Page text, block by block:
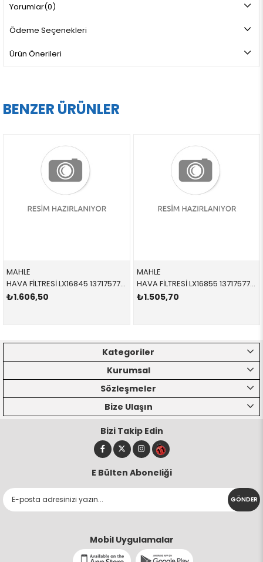
Yorumlar(0)
Ödeme Seçenekleri
Ürün Önerileri
BENZER ÜRÜNLER
MAHLE
HAVA FİLTRESİ LX16845 13717577458 13717577458 E71,F01,F02,F06,F07,F10,F11,F12,F13,F15,F25,F26 N63,N63N 5-8 SİLİNDİR 2010-2018
₺1.606,50
MAHLE
HAVA FİLTRESİ LX16855 13717577457 13717577457 E71,F01,F02,F06,F07,F10,F11,F12,F13,F15,F25,F26 N63,N63N 1-4 SİLİNDİR 2010-2018
₺1.505,70
Kategoriler
Kurumsal
Sözleşmeler
Bize Ulaşın
Bizi Takip Edin
E Bülten Aboneliği
GÖNDER
Mobil Uygulamalar